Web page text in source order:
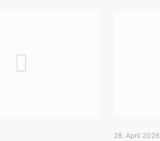
28. April 2026